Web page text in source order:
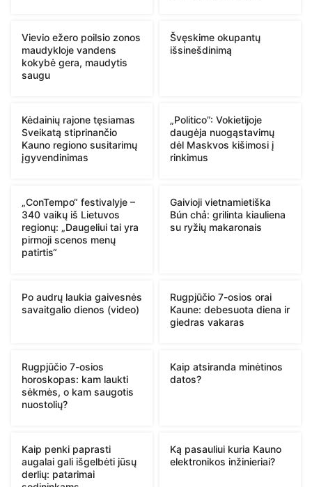
Vievio ežero poilsio zonos
maudykloje vandens
kokybė gera, maudytis
saugu
Švęskime okupantų
išsinešdinimą
Kėdainių rajone tęsiamas
Sveikatą stiprinančio
Kauno regiono susitarimų
įgyvendinimas
„Politico”: Vokietijoje
daugėja nuogąstavimų
dėl Maskvos kišimosi į
rinkimus
„ConTempo“ festivalyje –
340 vaikų iš Lietuvos
regionų: „Daugeliui tai yra
pirmoji scenos menų
patirtis“
Gaivioji vietnamietiška
Bún chả: grilinta kiauliena
su ryžių makaronais
Po audrų laukia gaivesnės
savaitgalio dienos (video)
Rugpjūčio 7-osios orai
Kaune: debesuota diena ir
giedras vakaras
Rugpjūčio 7-osios
horoskopas: kam laukti
sėkmės, o kam saugotis
nuostolių?
Kaip atsiranda minėtinos
datos?
Kaip penki paprasti
augalai gali išgelbėti jūsų
derlių: patarimai
Ką pasauliui kuria Kauno
elektronikos inžinieriai?